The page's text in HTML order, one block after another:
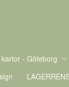
- Göteborg